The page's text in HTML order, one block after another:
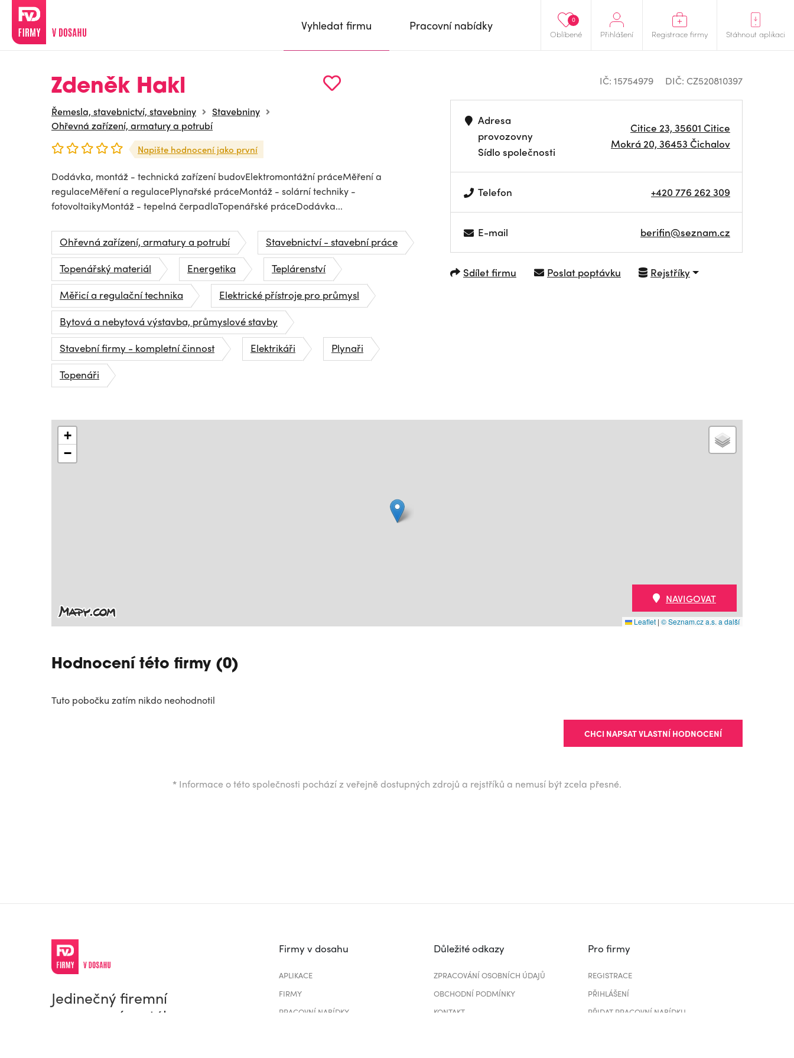
Oblíbené
0
Přihlášení Registrace firmy Stáhnout aplikaci
Vyhledat firmu Pracovní nabídky
Zdeněk Hakl
Řemesla, stavebnictví, stavebniny
Stavebniny
Ohřevná zařízení, armatury a potrubí
Napište hodnocení jako první
Dodávka, montáž - technická zařízení budovElektromontážní práceMěření a
regulaceMěření a regulacePlynařské práceMontáž - solární techniky -
fotovoltaikyMontáž - tepelná čerpadlaTopenářské práceDodávka...
Ohřevná zařízení, armatury a potrubí
Stavebnictví - stavební práce
Topenářský materiál
Energetika
Teplárenství
Měřicí a regulační technika
Elektrické přístroje pro průmysl
Bytová a nebytová výstavba, průmyslové stavby
Stavební firmy - kompletní činnost
Elektrikáři
Plynaři
Topenáři
IČ: 15754979 DIČ: CZ520810397
Adresa
provozovny
Sídlo společnosti
Citice 23, 35601 Citice
Mokrá 20, 36453 Čichalov
Telefon +420 776 262 309
E-mail berifin@seznam.cz
Sdílet firmu Poslat poptávku Rejstříky
+
−
Leaflet | © Seznam.cz a.s. a další
NAVIGOVAT
Hodnocení této firmy (0)
Tuto pobočku zatím nikdo neohodnotil
CHCI NAPSAT VLASTNÍ HODNOCENÍ
* Informace o této společnosti pochází z veřejně dostupných zdrojů a rejstříků a nemusí být zcela přesné.
Jedinečný firemní
a pracovní portál
Firmy v dosahu
APLIKACE
FIRMY
PRACOVNÍ NABÍDKY
Důležité odkazy
ZPRACOVÁNÍ OSOBNÍCH ÚDAJŮ
OBCHODNÍ PODMÍNKY
KONTAKT
Pro firmy
REGISTRACE
PŘIHLÁŠENÍ
PŘIDAT PRACOVNÍ NABÍDKU